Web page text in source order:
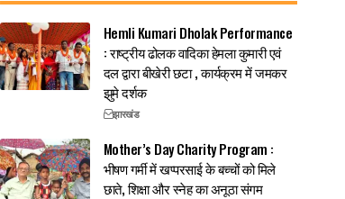
Hemli Kumari Dholak Performance
: राष्ट्रीय ढोलक वादिका हेमला कुमारी एवं
दल द्वारा बीखेरी छटा , कार्यक्रम में जमकर
झुमे दर्शक
झारखंड
Mother’s Day Charity Program :
भीषण गर्मी में खप्परसाई के बच्चों को मिले
छाते, शिक्षा और स्नेह का अनूठा संगम